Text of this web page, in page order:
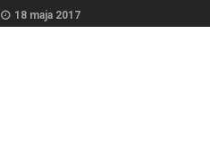
18 maja 2017